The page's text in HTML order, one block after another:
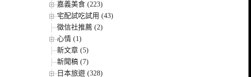
嘉義美食 (223)
宅配試吃試用 (43)
徵信社推薦 (2)
心情 (1)
新文章 (5)
新聞稿 (7)
日本旅遊 (328)